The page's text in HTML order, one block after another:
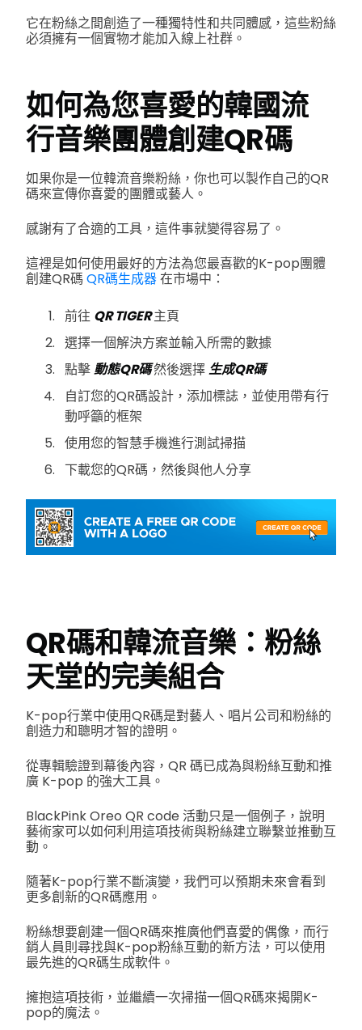
它在粉絲之間創造了一種獨特性和共同體感，這些粉絲
必須擁有一個實物才能加入線上社群。
如何為您喜愛的韓國流
行音樂團體創建QR碼
如果你是一位韓流音樂粉絲，你也可以製作自己的QR
碼來宣傳你喜愛的團體或藝人。
感謝有了合適的工具，這件事就變得容易了。
這裡是如何使用最好的方法為您最喜歡的K-pop團體
創建QR碼 QR碼生成器在市場中：
前往 QR TIGER主頁
選擇一個解決方案並輸入所需的數據
點擊動態QR碼然後選擇生成QR碼
自訂您的QR碼設計，添加標誌，並使用帶有行
動呼籲的框架
使用您的智慧手機進行測試掃描
下載您的QR碼，然後與他人分享
QR碼和韓流音樂：粉絲
天堂的完美組合
K-pop行業中使用QR碼是對藝人、唱片公司和粉絲的
創造力和聰明才智的證明。
從專輯驗證到幕後內容，QR 碼已成為與粉絲互動和推
廣 K-pop 的強大工具。
BlackPink Oreo QR code 活動只是一個例子，說明
藝術家可以如何利用這項技術與粉絲建立聯繫並推動互
動。
隨著K-pop行業不斷演變，我們可以預期未來會看到
更多創新的QR碼應用。
粉絲想要創建一個QR碼來推廣他們喜愛的偶像，而行
銷人員則尋找與K-pop粉絲互動的新方法，可以使用
最先進的QR碼生成軟件。
擁抱這項技術，並繼續一次掃描一個QR碼來揭開K-
pop的魔法。